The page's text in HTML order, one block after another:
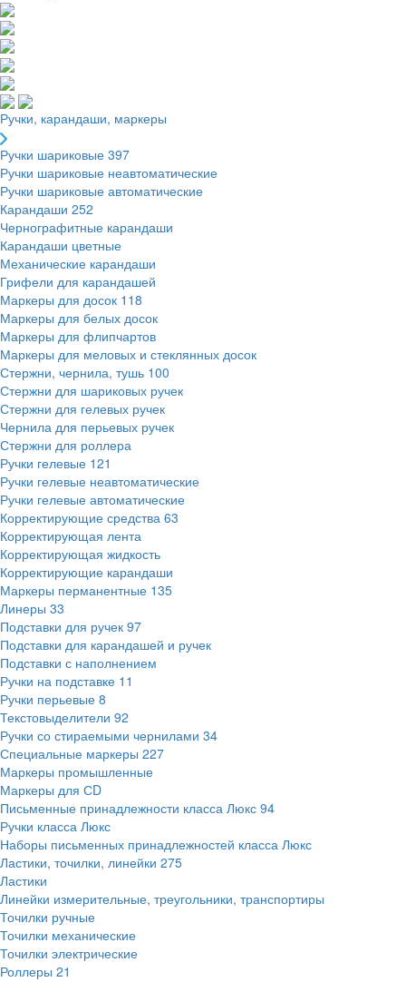
Ручки, карандаши, маркеры
Ручки шариковые 397
Ручки шариковые неавтоматические
Ручки шариковые автоматические
Карандаши 252
Чернографитные карандаши
Карандаши цветные
Механические карандаши
Грифели для карандашей
Маркеры для досок 118
Маркеры для белых досок
Маркеры для флипчартов
Маркеры для меловых и стеклянных досок
Стержни, чернила, тушь 100
Стержни для шариковых ручек
Стержни для гелевых ручек
Чернила для перьевых ручек
Стержни для роллера
Ручки гелевые 121
Ручки гелевые неавтоматические
Ручки гелевые автоматические
Корректирующие средства 63
Корректирующая лента
Корректирующая жидкость
Корректирующие карандаши
Маркеры перманентные 135
Линеры 33
Подставки для ручек 97
Подставки для карандашей и ручек
Подставки с наполнением
Ручки на подставке 11
Ручки перьевые 8
Текстовыделители 92
Ручки со стираемыми чернилами 34
Специальные маркеры 227
Маркеры промышленные
Маркеры для СD
Письменные принадлежности класса Люкс 94
Ручки класса Люкс
Наборы письменных принадлежностей класса Люкс
Ластики, точилки, линейки 275
Ластики
Линейки измерительные, треугольники, транспортиры
Точилки ручные
Точилки механические
Точилки электрические
Роллеры 21